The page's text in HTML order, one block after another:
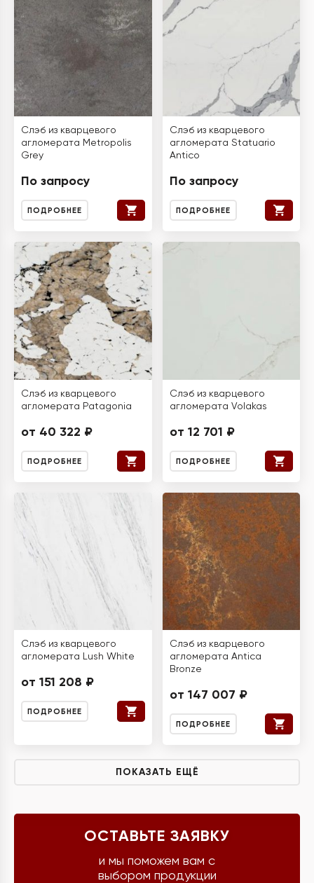
Слэб из кварцевого
агломерата Metropolis
Grey
По запросу
ПОДРОБНЕЕ
Слэб из кварцевого
агломерата Statuario
Antico
По запросу
ПОДРОБНЕЕ
Слэб из кварцевого
агломерата Patagonia
от 40 322 ₽
ПОДРОБНЕЕ
Слэб из кварцевого
агломерата Volakas
от 12 701 ₽
ПОДРОБНЕЕ
Слэб из кварцевого
агломерата Lush White
от 151 208 ₽
ПОДРОБНЕЕ
Слэб из кварцевого
агломерата Antica
Bronze
от 147 007 ₽
ПОДРОБНЕЕ
ПОКАЗАТЬ ЕЩЁ
ОСТАВЬТЕ ЗАЯВКУ
и мы поможем вам с
выбором продукции